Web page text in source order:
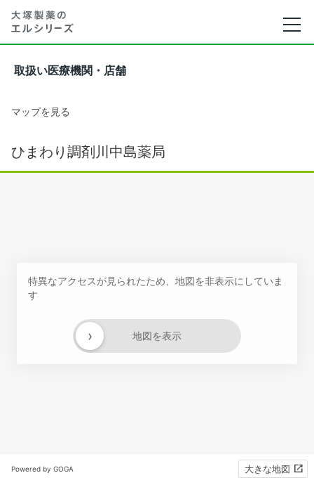
取扱い医療機関・店舗
マップを見る
ひまわり調剤川中島薬局
特異なアクセスが見られたため、地図を非表示にしていま
す
地図を表示
›
Powered by GOGA 大きな地図